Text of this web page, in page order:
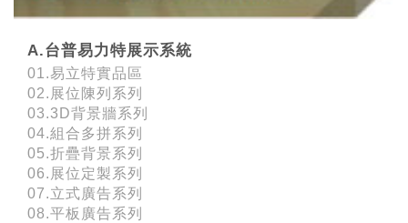
A.台普易力特展示系統
01.易立特實品區
02.展位陳列系列
03.3D背景牆系列
04.組合多拼系列
05.折疊背景系列
06.展位定製系列
07.立式廣告系列
08.平板廣告系列